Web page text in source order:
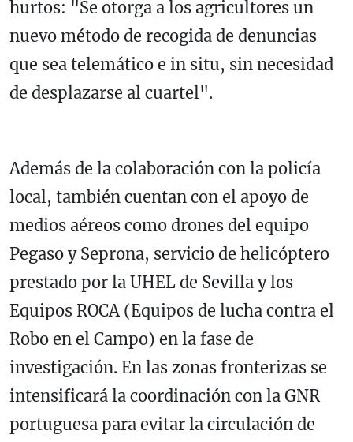
hurtos: "Se otorga a los agricultores un
nuevo método de recogida de denuncias
que sea telemático e in situ, sin necesidad
de desplazarse al cuartel".
Además de la colaboración con la policía
local, también cuentan con el apoyo de
medios aéreos como drones del equipo
Pegaso y Seprona, servicio de helicóptero
prestado por la UHEL de Sevilla y los
Equipos ROCA (Equipos de lucha contra el
Robo en el Campo) en la fase de
investigación. En las zonas fronterizas se
intensificará la coordinación con la GNR
portuguesa para evitar la circulación de